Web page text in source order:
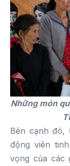
Những món
Bên cạnh đó,
động viên
vọng của các